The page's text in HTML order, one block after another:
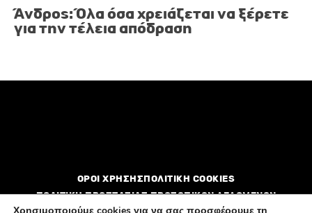
Άνδρος: Όλα όσα χρειάζεται να ξέρετε
για την τέλεια απόδραση
ΟΡΟΙ ΧΡΗΣΗΣΠΟΛΙΤΙΚΗ COOKIES
ΠΟΛΙΤΙΚΗ ΠΡΟΣΤΑΣΙΑΣ ΠΡΟΣΩΠΙΚΩΝ ΔΕΔΟΜΕΝΩΝ